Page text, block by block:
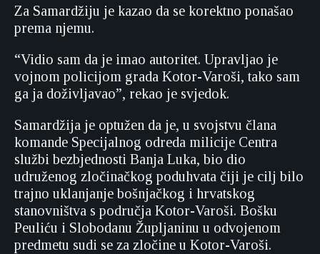
Za Samardžiju je kazao da se korektno ponašao
prema njemu.
“Vidio sam da je imao autoritet. Upravljao je
vojnom policijom grada Kotor-Varoši, tako sam
ga ja doživljavao”, rekao je svjedok.
Samardžija je optužen da je, u svojstvu člana
komande Specijalnog odreda milicije Centra
službi bezbjednosti Banja Luka, bio dio
udruženog zločinačkog poduhvata čiji je cilj bilo
trajno uklanjanje bošnjačkog i hrvatskog
stanovništva s područja Kotor-Varoši. Bošku
Peuliću i Slobodanu Župljaninu u odvojenom
predmetu sudi se za zločine u Kotor-Varoši.